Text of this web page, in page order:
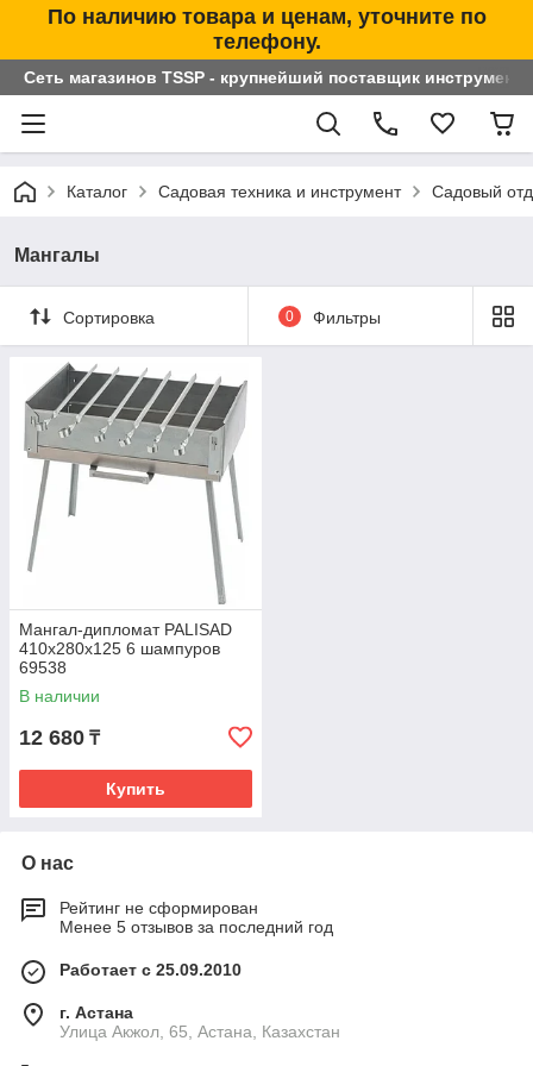
По наличию товара и ценам, уточните по
телефону.
Сеть магазинов TSSP - крупнейший поставщик
Каталог Садовая техника и инструмент Садовый
Мангалы
Сортировка 0 Фильтры
Мангал-дипломат PALISAD
410х280х125 6 шампуров
69538
В наличии
12 680 ₸
Купить
О нас
Рейтинг не сформирован
Менее 5 отзывов за последний год
Работает с 25.09.2010
г. Астана
Улица Акжол, 65, Астана, Казахстан